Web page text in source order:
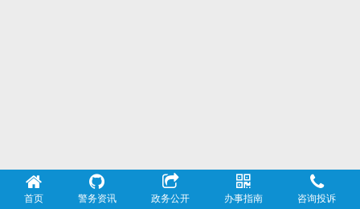
首页 警务资讯 政务公开 办事指南 咨询投诉